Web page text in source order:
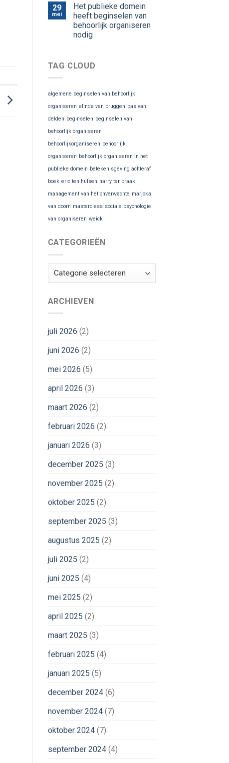
29
mei
Het publieke domein
heeft beginselen van
behoorlijk organiseren
nodig
TAG CLOUD
algemene beginselen van behoorlijk
organiseren alinda van bruggen bas van
delden beginselen beginselen van
behoorlijk organiseren
behoorlijkorganiseren behoorlijk
organiseren behoorlijk organiseren in het
publieke domein betekenisgeving achteraf
boek eric ten hulsen harry ter braak
management van het onverwachte marjoka
van doorn masterclass sociale psychologie
van organiseren weick
CATEGORIEËN
Categorieën
ARCHIEVEN
juli 2026 (2)
juni 2026 (2)
mei 2026 (5)
april 2026 (3)
maart 2026 (2)
februari 2026 (2)
januari 2026 (3)
december 2025 (3)
november 2025 (2)
oktober 2025 (2)
september 2025 (3)
augustus 2025 (2)
juli 2025 (2)
juni 2025 (4)
mei 2025 (2)
april 2025 (2)
maart 2025 (3)
februari 2025 (4)
januari 2025 (5)
december 2024(6)
november 2024(7)
oktober 2024(7)
september 2024(4)